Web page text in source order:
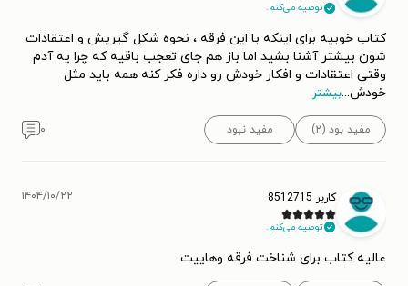
توصیه می‌کنم.
کتاب خوبیه برای اینکه با این فرقه ، نحوه شکل گیریش و اعتقادات
شون بیشتر آشنا بشید اما باز هم جای تعجب باقیه که چرا یه آدم
وقتی اعتقادات و افکار خودش رو داره فکر کنه همه باید مثل
خودش...بیشتر
مفید بود (۲) مفید نبود ۰
کاربر 8512715
توصیه می‌کنم.
۱۴۰۴/۱۰/۲۲
عالیه کتاب برای شناخت فرقه وهاییت